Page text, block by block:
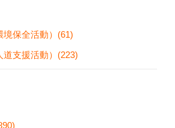
保全活動）(61)
支援活動）(223)